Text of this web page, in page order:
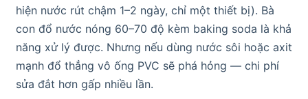
hiện nước rút chậm 1–2 ngày, chỉ một thiết bị). Bà
con đổ nước nóng 60–70 độ kèm baking soda là khả
năng xử lý được. Nhưng nếu dùng nước sôi hoặc axit
mạnh đổ thẳng vô ống PVC sẽ phá hỏng — chi phí
sửa đắt hơn gấp nhiều lần.